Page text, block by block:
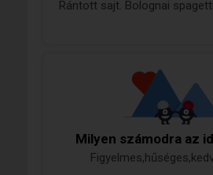
Rántott sajt. Bolognai
Milyen számodra az